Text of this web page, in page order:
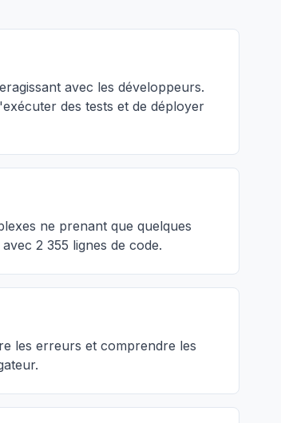
avec les développeurs.
des tests et de déployer
ne prenant que quelques
2 355 lignes de code.
les erreurs et comprendre les